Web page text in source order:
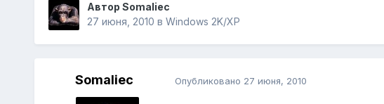
Автор Somaliec
27 июня, 2010 в Windows 2K/XP
Somaliec Опубликовано 27 июня, 2010